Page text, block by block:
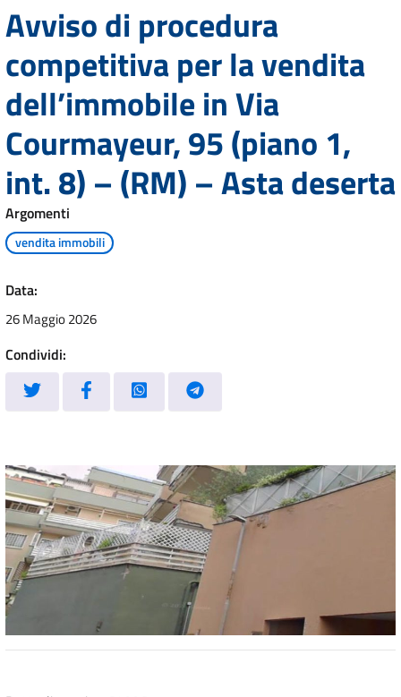
Avviso di procedura
competitiva per la vendita
dell’immobile in Via
Courmayeur, 95 (piano 1,
int. 8) – (RM) – Asta deserta
Argomenti
vendita immobili
Data:
26 Maggio 2026
Condividi: